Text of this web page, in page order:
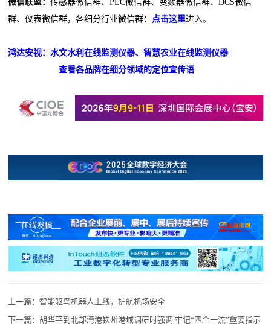
微信联盟：传感器微信群、PLC微信群、变频器微信群、DCS微信
群、仪表微信群，各细分行业微信群： 点击这里进入。
鸿达安视：水文水利在线监测仪器、智慧农业在线监测仪器
查看各品牌在细分领域的定位宣传语
上一篇：智能驱鸟机器人上线，护航机场安全
下一篇：胡华平到北部湾港钦州港域调研时强调 牢记“四个一流”重要指示